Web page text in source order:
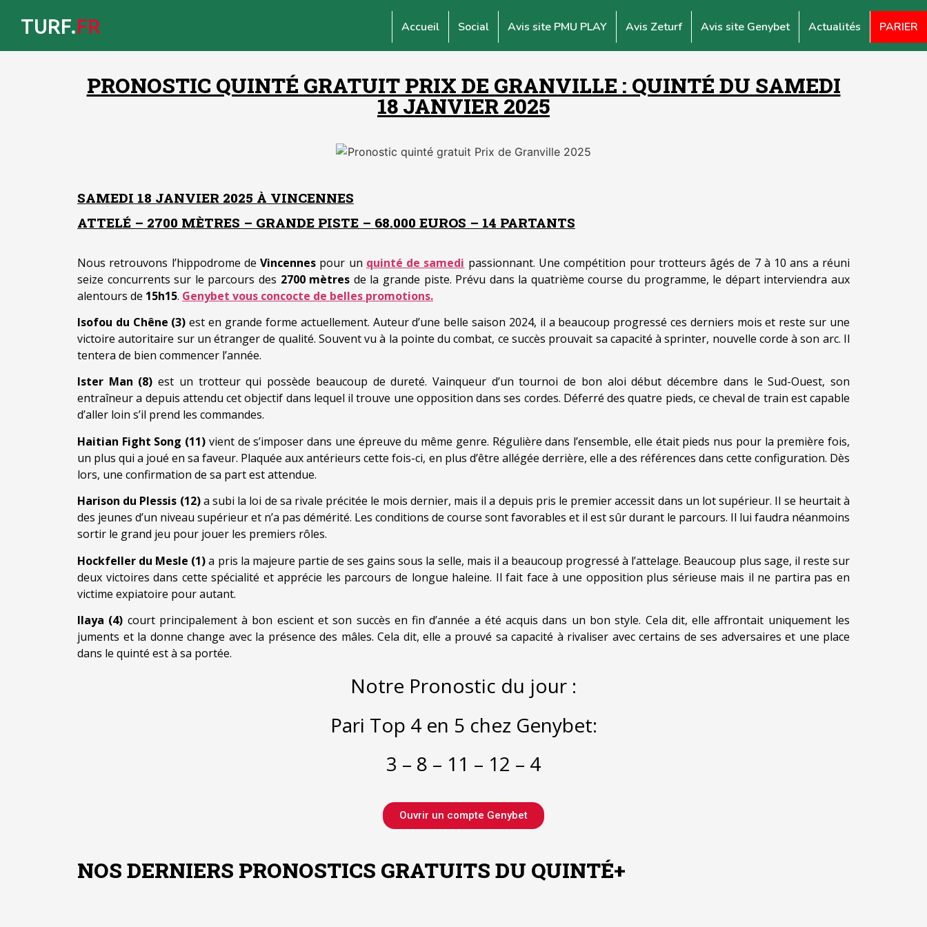
TURF.FR Accueil Social Avis site PMU PLAY Avis Zeturf Avis site Genybet Actualités PARIER
PRONOSTIC QUINTÉ GRATUIT PRIX DE GRANVILLE : QUINTÉ DU SAMEDI
18 JANVIER 2025
SAMEDI 18 JANVIER 2025 À VINCENNES
ATTELÉ – 2700 MÈTRES – GRANDE PISTE – 68.000 EUROS – 14 PARTANTS
Nous retrouvons l’hippodrome deVincennes pour un quinté de samedi passionnant. Une compétition pour trotteurs âgés de 7 à 10 ans a réuni
seize concurrents sur le parcours des 2700 mètres de la grande piste. Prévu dans la quatrième course du programme, le départ interviendra aux
alentours de 15h15. Genybet vous concocte de belles promotions.
Isofou du Chêne (3) est en grande forme actuellement. Auteur d’une belle saison 2024, il a beaucoup progressé ces derniers mois et reste sur une
victoire autoritaire sur un étranger de qualité. Souvent vu à la pointe du combat, ce succès prouvait sa capacité à sprinter, nouvelle corde à son arc. Il
tentera de bien commencer l’année.
Ister Man (8)est un trotteur qui possède beaucoup de dureté. Vainqueur d’un tournoi de bon aloi début décembre dans le Sud-Ouest, son
entraîneur a depuis attendu cet objectif dans lequel il trouve une opposition dans ses cordes. Déferré des quatre pieds, ce cheval de train est capable
d’aller loin s’il prend les commandes.
Haitian Fight Song (11) vient de s’imposer dans une épreuve du même genre. Régulière dans l’ensemble, elle était pieds nus pour la première fois,
un plus qui a joué en sa faveur. Plaquée aux antérieurs cette fois-ci, en plus d’être allégée derrière, elle a des références dans cette configuration. Dès
lors, une confirmation de sa part est attendue.
Harison du Plessis (12)a subi la loi de sa rivale précitée le mois dernier, mais il a depuis pris le premier accessit dans un lot supérieur. Il se heurtait à
des jeunes d’un niveau supérieur et n’a pas démérité. Les conditions de course sont favorables et il est sûr durant le parcours. Il lui faudra néanmoins
sortir le grand jeu pour jouer les premiers rôles.
Hockfeller du Mesle (1)a pris la majeure partie de ses gains sous la selle, mais il a beaucoup progressé à l’attelage. Beaucoup plus sage, il reste sur
deux victoires dans cette spécialité et apprécie les parcours de longue haleine. Il fait face à une opposition plus sérieuse mais il ne partira pas en
victime expiatoire pour autant.
Ilaya (4) court principalement à bon escient et son succès en fin d’année a été acquis dans un bon style. Cela dit, elle affrontait uniquement les
juments et la donne change avec la présence des mâles. Cela dit, elle a prouvé sa capacité à rivaliser avec certains de ses adversaires et une place
dans le quinté est à sa portée.
Notre Pronostic du jour :
Pari Top 4 en 5 chez Genybet:
3 – 8 – 11 – 12 – 4
Ouvrir un compte Genybet
NOS DERNIERS PRONOSTICS GRATUITS DU QUINTÉ+